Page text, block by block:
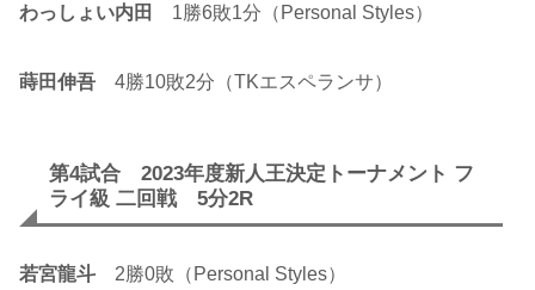
わっしょい内田 1勝6敗1分（Personal Styles）
蒔田伸吾 4勝10敗2分（TKエスペランサ）
第4試合 2023年度新人王決定トーナメント フ
ライ級 二回戦 5分2R
若宮龍斗 2勝0敗（Personal Styles）